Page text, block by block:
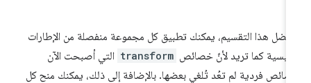
هذا التقسيم، يمكنك تطبيق كل مجموعة منفصلة من الإطارات
كما تريد لأنّ خصائص transform التي أصبحت الآن
فردية لم تعُد تُلغي بعضها. بالإضافة إلى ذلك، يمكنك منح كل